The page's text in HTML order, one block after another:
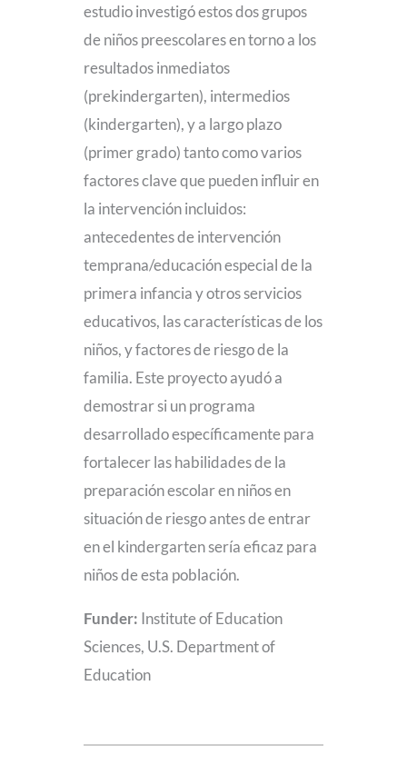
estudio investigó estos dos grupos
de niños preescolares en torno a los
resultados inmediatos
(prekindergarten), intermedios
(kindergarten), y a largo plazo
(primer grado) tanto como varios
factores clave que pueden influir en
la intervención incluidos:
antecedentes de intervención
temprana/educación especial de la
primera infancia y otros servicios
educativos, las características de los
niños, y factores de riesgo de la
familia. Este proyecto ayudó a
demostrar si un programa
desarrollado específicamente para
fortalecer las habilidades de la
preparación escolar en niños en
situación de riesgo antes de entrar
en el kindergarten sería eficaz para
niños de esta población.
Funder: Institute of Education
Sciences, U.S. Department of
Education